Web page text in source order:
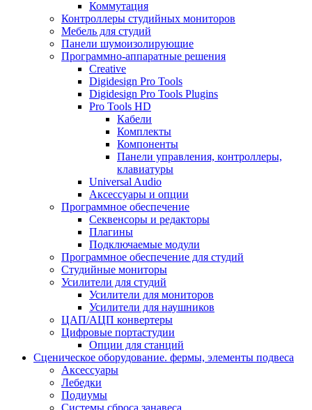
Коммутация
Контроллеры студийных мониторов
Мебель для студий
Панели шумоизолирующие
Программно-аппаратные решения
Creative
Digidesign Pro Tools
Digidesign Pro Tools Plugins
Pro Tools HD
Кабели
Комплекты
Компоненты
Панели управления, контроллеры,
клавиатуры
Universal Audio
Аксессуары и опции
Программное обеспечение
Cеквенсоры и редакторы
Плагины
Подключаемые модули
Программное обеспечение для студий
Студийные мониторы
Усилители для студий
Усилители для мониторов
Усилители для наушников
ЦАП/АЦП конвертеры
Цифровые портастудии
Опции для станций
Сценическое оборудование. фермы, элементы подвеса
Аксессуары
Лебедки
Подиумы
Системы сброса занавеса